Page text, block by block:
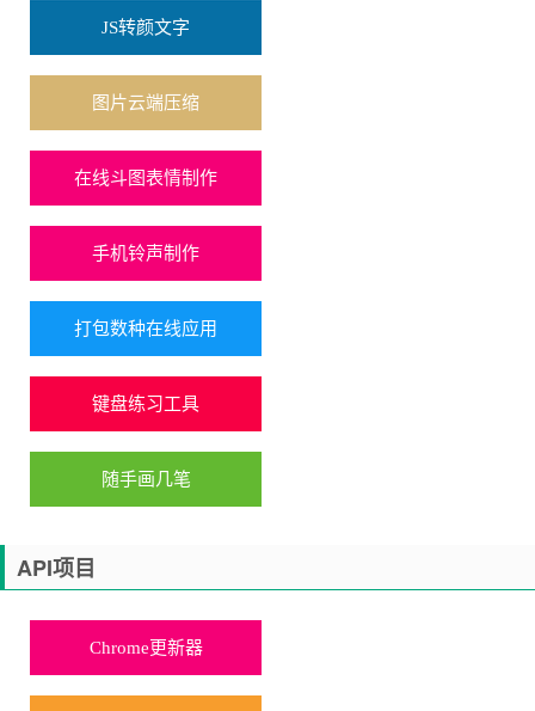
JS转颜文字
图片云端压缩
在线斗图表情制作
手机铃声制作
打包数种在线应用
键盘练习工具
随手画几笔
API项目
Chrome更新器